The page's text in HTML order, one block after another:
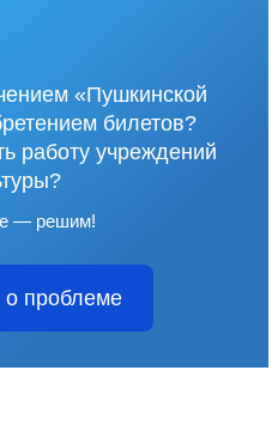
«Пушкинской
билетов?
работу учреждений
— решим!
проблеме